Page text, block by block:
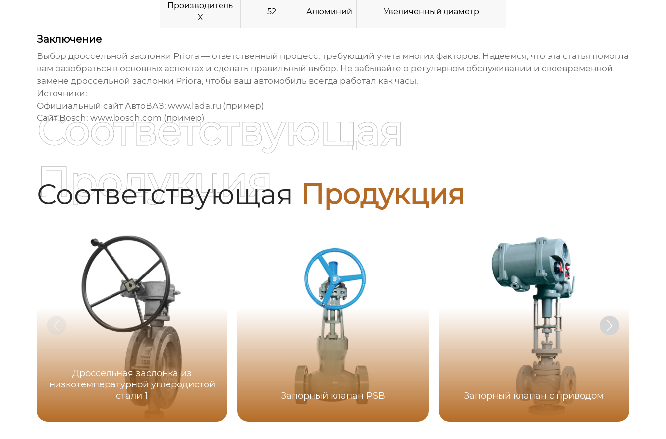
Производитель
X
52 Алюминий Увеличенный диаметр
Заключение
Выбор дроссельной заслонки Priora — ответственный процесс, требующий учета многих факторов. Надеемся, что эта статья помогла
вам разобраться в основных аспектах и сделать правильный выбор. Не забывайте о регулярном обслуживании и своевременной
замене дроссельной заслонки Priora, чтобы ваш автомобиль всегда работал как часы.
Источники:
Официальный сайт АвтоВАЗ: www.lada.ru (пример)
Сайт Bosch: www.bosch.com (пример)
Соответствующая Продукция
Соответствующая
Продукция
Дроссельная заслонка из
низкотемпературной углеродистой
стали 1
Запорный клапан PSB Запорный клапан с приводом